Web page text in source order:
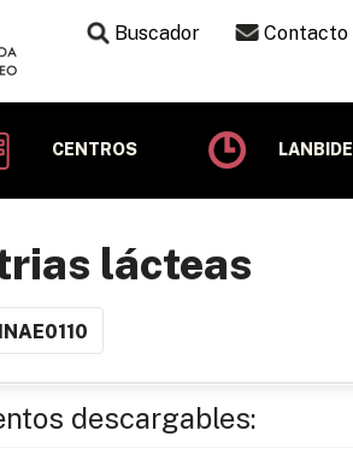
Buscador Contacto
CENTROS LANBIDE
lácteas
INAE0110
descargables: